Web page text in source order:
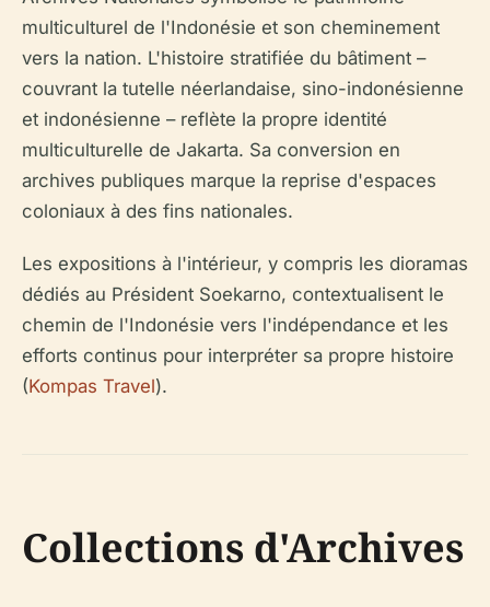
multiculturel de l'Indonésie et son cheminement
vers la nation. L'histoire stratifiée du bâtiment –
couvrant la tutelle néerlandaise, sino-indonésienne
et indonésienne – reflète la propre identité
multiculturelle de Jakarta. Sa conversion en
archives publiques marque la reprise d'espaces
coloniaux à des fins nationales.
Les expositions à l'intérieur, y compris les dioramas
dédiés au Président Soekarno, contextualisent le
chemin de l'Indonésie vers l'indépendance et les
efforts continus pour interpréter sa propre histoire
(Kompas Travel).
Collections d'Archives